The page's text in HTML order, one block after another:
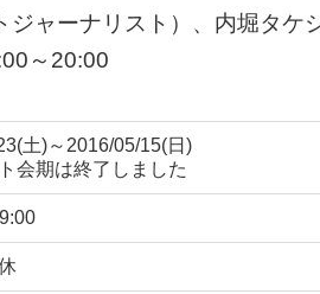
ャーナリスト）、内堀タケ
～20:00
土)～2016/05/15(日)
会期は終了しました